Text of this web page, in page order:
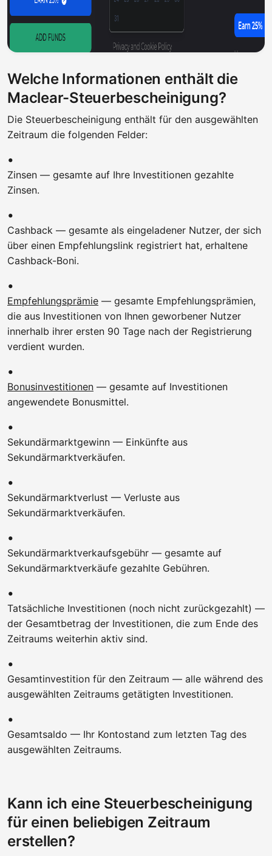
Welche Informationen enthält die
Maclear-Steuerbescheinigung?
Die Steuerbescheinigung enthält für den ausgewählten
Zeitraum die folgenden Felder:
Zinsen — gesamte auf Ihre Investitionen gezahlte
Zinsen.
Cashback — gesamte als eingeladener Nutzer, der sich
über einen Empfehlungslink registriert hat, erhaltene
Cashback-Boni.
Empfehlungsprämie — gesamte Empfehlungsprämien,
die aus Investitionen von Ihnen geworbener Nutzer
innerhalb ihrer ersten 90 Tage nach der Registrierung
verdient wurden.
Bonusinvestitionen — gesamte auf Investitionen
angewendete Bonusmittel.
Sekundärmarktgewinn — Einkünfte aus
Sekundärmarktverkäufen.
Sekundärmarktverlust — Verluste aus
Sekundärmarktverkäufen.
Sekundärmarktverkaufsgebühr — gesamte auf
Sekundärmarktverkäufe gezahlte Gebühren.
Tatsächliche Investitionen (noch nicht zurückgezahlt) —
der Gesamtbetrag der Investitionen, die zum Ende des
Zeitraums weiterhin aktiv sind.
Gesamtinvestition für den Zeitraum — alle während des
ausgewählten Zeitraums getätigten Investitionen.
Gesamtsaldo — Ihr Kontostand zum letzten Tag des
ausgewählten Zeitraums.
Kann ich eine Steuerbescheinigung
für einen beliebigen Zeitraum
erstellen?